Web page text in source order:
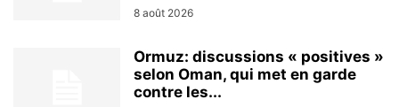
8 août 2026
Ormuz: discussions « positives »
selon Oman, qui met en garde
contre les...